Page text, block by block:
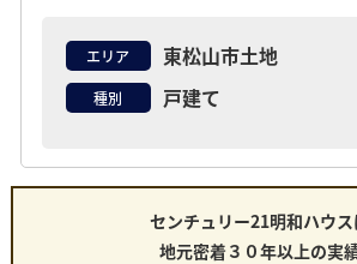
エリア 東松山市土地
種別 戸建て
センチュリー21明和ハウス
地元密着３０年以上の実